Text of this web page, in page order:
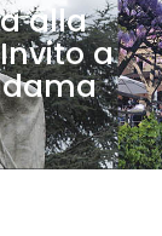
alla
a